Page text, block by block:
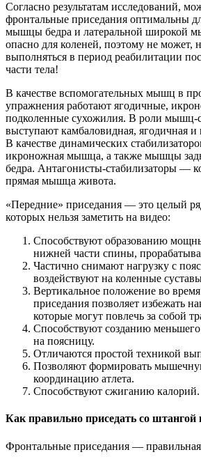
Согласно результатам исследований,
фронтальные приседания оптимальны
мышцы бедра и латеральной широкой
опасно для коленей, поэтому не может,
выполняться в период реабилитации
части тела!
В качестве вспомогательных мышц в
упражнения работают ягодичные,
подколенные сухожилия. В роли мышц-
выступают камбаловидная, ягодичная
В качестве динамических
икроножная мышца, а также мышцы
бедра. Антагонисты-стабилизаторы —
прямая мышца живота.
«Передние» приседания — это целый
которых нельзя заметить на видео:
Способствуют образованию
нижней части спины,
Частично снимают нагрузку с
воздействуют на коленные
Вертикальное положение во
приседания позволяет избежать
которые могут повлечь за собой
Способствуют созданию
на поясницу.
Отличаются простой техникой
Позволяют формировать
координацию атлета.
Способствуют сжиганию калорий.
Как правильно приседать со штангой
Фронтальные приседания — правильная